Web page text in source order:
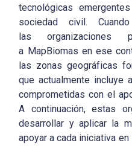
tecnológicas
sociedad civil.
las organizaciones
a MapBiomas en ese
las zonas geográficas
que actualmente incluye
comprometidas con el
A continuación, estas
desarrollar y aplicar la
apoyar a cada iniciativa